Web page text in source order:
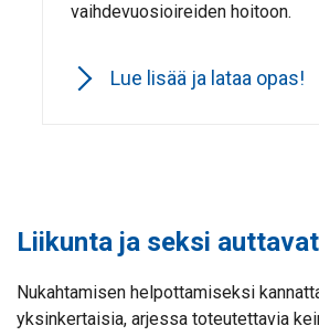
vaihdevuosioireiden hoitoon.
Lue lisää ja lataa opas!
Liikunta ja seksi
Nukahtamisen helpottamiseksi
yksinkertaisia, arjessa toteutettavia